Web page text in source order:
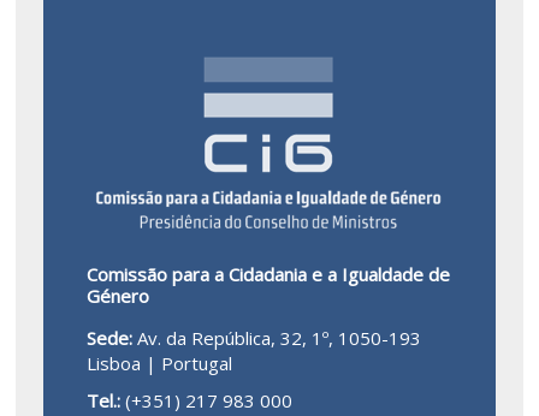
Comissão para a Cidadania e a Igualdade de
Género
Sede: Av. da República, 32, 1º, 1050-193
Lisboa | Portugal
Tel.: (+351) 217 983 000